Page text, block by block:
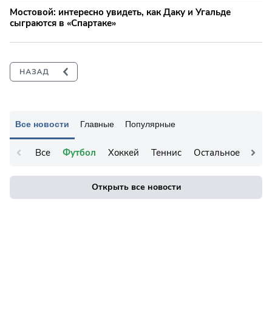
Все новости Главные Популярные
Все Футбол Хоккей Теннис Остальное
Открыть все новости
Мостовой: интересно увидеть, как Даку и Угальде
сыграются в «Спартаке»